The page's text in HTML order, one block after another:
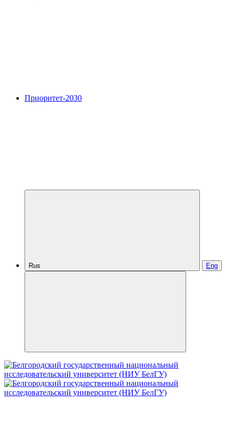
Приоритет-2030
Rus Eng